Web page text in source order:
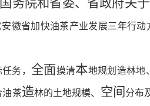
务院和省委、省政府关
安徽省加快油茶产业发展三年行动
任务，全面摸清本地规划造林地
油茶造林的土地规模、 空间 分布